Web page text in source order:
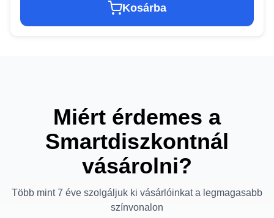
Kosárba
Miért érdemes a
Smartdiszkontnál
vásárolni?
Több mint 7 éve szolgáljuk ki vásárlóinkat a legmagasabb
színvonalon